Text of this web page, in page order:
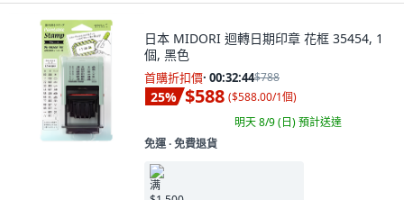
日本 MIDORI 迴轉日期印章 花框 35454, 1
個, 黑色
首購折扣價· 00:32:42$788
25% $588 ($588.00/1個)
明天 8/9 (日)預計送達
免運 ∙ 免費退貨